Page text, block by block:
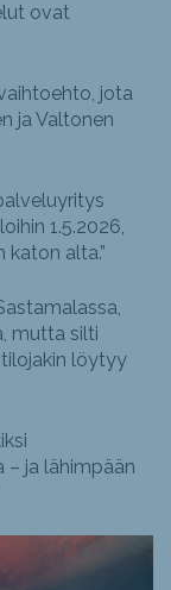
ovat
jota
ja Valtonen
1.5.2026,
alta.”
mutta silti
löytyy
ja lähimpään